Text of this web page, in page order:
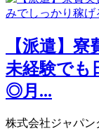
【派遣】
未経験でも
◎月...
株式会社ジャパン